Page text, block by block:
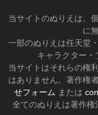
当サイトのぬりえは、
に
一部のぬりえは任天堂
キャラクター・
当サイトはそれらの権
はありません。著作権
せフォーム または
全てのぬりえは著作権